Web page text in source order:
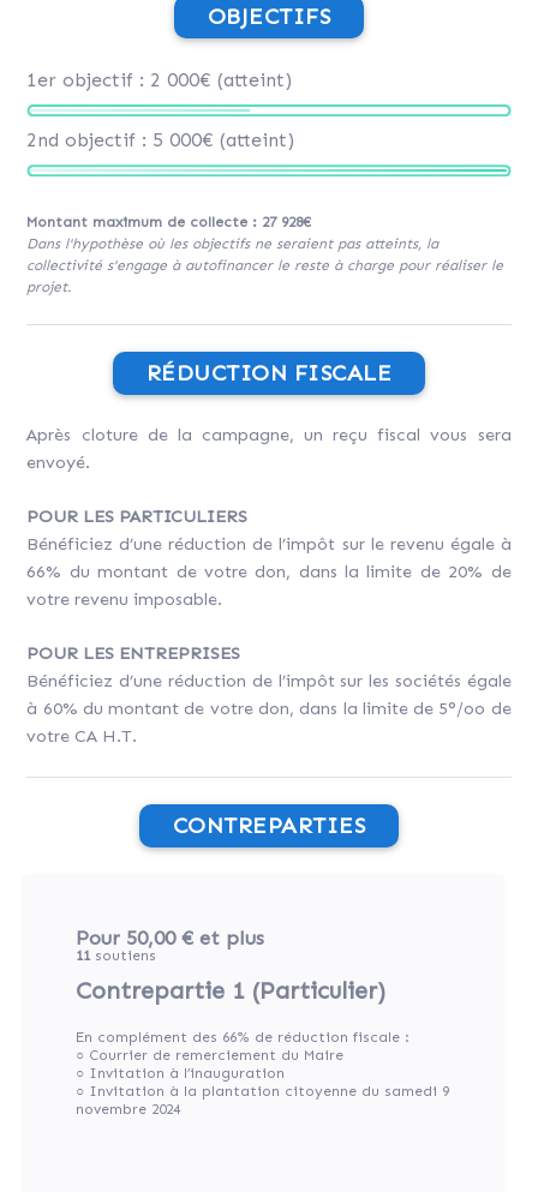
OBJECTIFS
1er objectif : 2 000€ (atteint)
2nd objectif : 5 000€ (atteint)
Montant maximum de collecte : 27 928€
Dans l'hypothèse où les objectifs ne seraient pas atteints, la
collectivité s'engage à autofinancer le reste à charge pour réaliser le
projet.
RÉDUCTION FISCALE
Après cloture de la campagne, un reçu fiscal vous sera
envoyé.
POUR LES PARTICULIERS
Bénéficiez d’une réduction de l’impôt sur le revenu égale à
66% du montant de votre don, dans la limite de 20% de
votre revenu imposable.
POUR LES ENTREPRISES
Bénéficiez d’une réduction de l’impôt sur les sociétés égale
à 60% du montant de votre don, dans la limite de 5°/oo de
votre CA H.T.
CONTREPARTIES
Pour 50,00 € et plus
11soutiens
Contrepartie 1 (Particulier)
En complément des 66% de réduction fiscale :
○ Courrier de remerciement du Maire
○ Invitation à l’inauguration
○ Invitation à la plantation citoyenne du samedi 9
novembre 2024